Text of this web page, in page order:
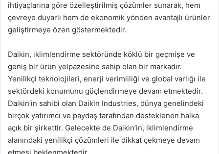
ihtiyaçlarına göre özelleştirilmiş çözümler sunarak, hem
çevreye duyarlı hem de ekonomik yönden avantajlı ürünler
geliştirmeye özen göstermektedir.
Daikin, iklimlendirme sektöründe köklü bir geçmişe ve
geniş bir ürün yelpazesine sahip olan bir markadır.
Yenilikçi teknolojileri, enerji verimliliği ve global varlığı ile
sektördeki konumunu güçlendirmeye devam etmektedir.
Daikin’in sahibi olan Daikin Industries, dünya genelindeki
birçok yatırımcı ve paydaş tarafından desteklenen halka
açık bir şirkettir. Gelecekte de Daikin’in, iklimlendirme
alanındaki yenilikçi çözümleri ile dikkat çekmeye devam